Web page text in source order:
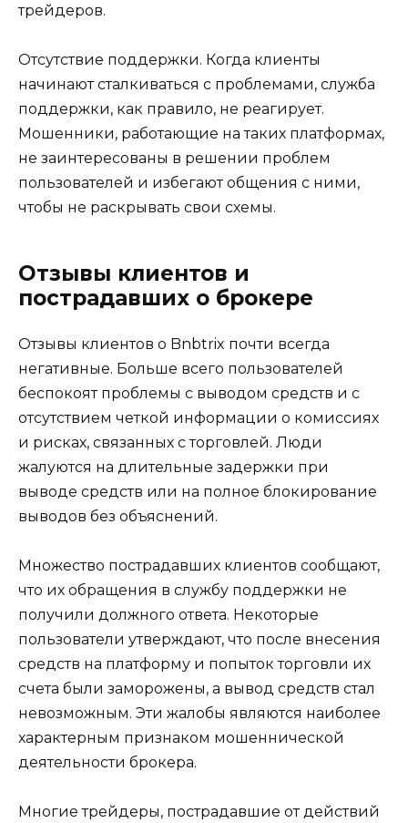
трейдеров.
Отсутствие поддержки. Когда клиенты
начинают сталкиваться с проблемами, служба
поддержки, как правило, не реагирует.
Мошенники, работающие на таких платформах,
не заинтересованы в решении проблем
пользователей и избегают общения с ними,
чтобы не раскрывать свои схемы.
Отзывы клиентов и
пострадавших о брокере
Отзывы клиентов о Bnbtrix почти всегда
негативные. Больше всего пользователей
беспокоят проблемы с выводом средств и с
отсутствием четкой информации о комиссиях
и рисках, связанных с торговлей. Люди
жалуются на длительные задержки при
выводе средств или на полное блокирование
выводов без объяснений.
Множество пострадавших клиентов сообщают,
что их обращения в службу поддержки не
получили должного ответа. Некоторые
пользователи утверждают, что после внесения
средств на платформу и попыток торговли их
счета были заморожены, а вывод средств стал
невозможным. Эти жалобы являются наиболее
характерным признаком мошеннической
деятельности брокера.
Многие трейдеры, пострадавшие от действий